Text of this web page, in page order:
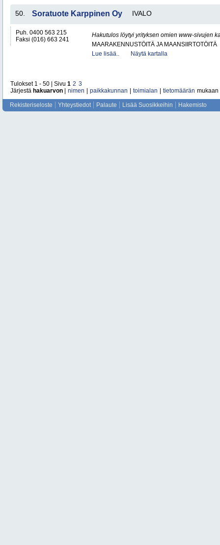
50. Soratuote Karppinen Oy IVALO
Puh. 0400 563 215
Faksi (016) 663 241
Hakutulos löytyi yrityksen omien www-sivujen
MAARAKENNUSTÖITÄ JA MAANSIIRTOTÖITÄ
Lue lisää..
Näytä kartalla
Tulokset 1 - 50 | Sivu 1 2 3
Järjestä hakuarvon nimen paikkakunnan toimialan tietomäärän mukaan
Rekisteriseloste Yhteystiedot Palaute Lisää Suosikkeihin Hakemisto